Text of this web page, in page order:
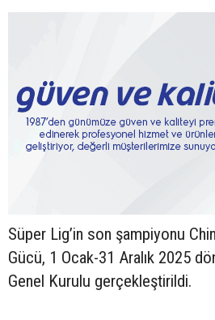
Süper Lig’in son şampiyonu
Gücü, 1 Ocak-31 Aralık 2025
Genel Kurulu gerçekleştirildi.